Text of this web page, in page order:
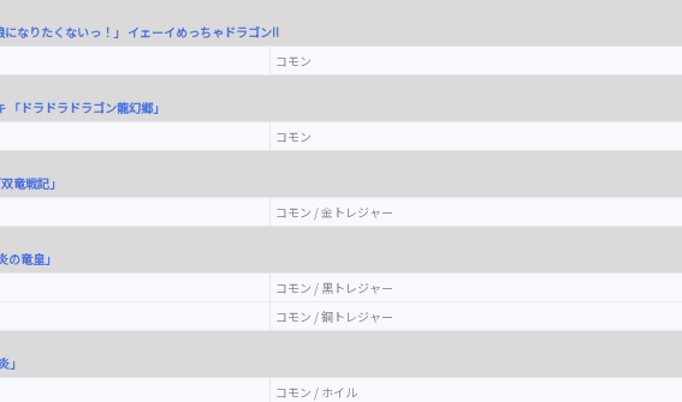
なりたくないっ！」 イェーイめっちゃドラゴン!!
コモン
ドラドラドラゴン龍幻郷」
コモン
竜戦記」
コモン / 金トレジャー
竜皇」
コモン / 黒トレジャー
コモン / 銅トレジャー
」
コモン / ホイル